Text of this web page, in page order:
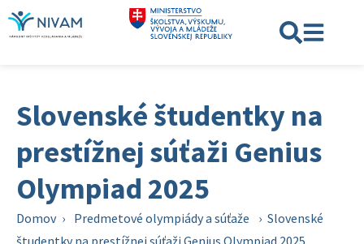
Slovenské študentky na
prestížnej súťaži Genius
Olympiad 2025
Domov › Predmetové olympiády a súťaže › Slovenské
študentky na prestížnej súťaži Genius Olympiad 2025